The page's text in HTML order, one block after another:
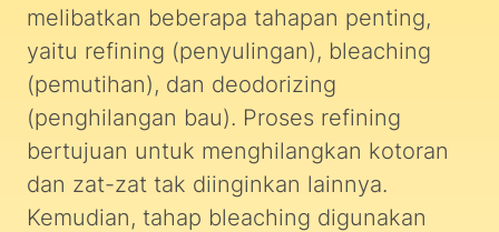
melibatkan beberapa tahapan penting,
yaitu refining (penyulingan), bleaching
(pemutihan), dan deodorizing
(penghilangan bau). Proses refining
bertujuan untuk menghilangkan kotoran
dan zat-zat tak diinginkan lainnya.
Kemudian, tahap bleaching digunakan